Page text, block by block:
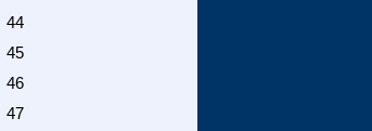
44
45
46
47